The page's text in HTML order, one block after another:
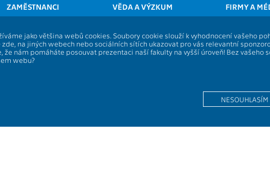
ZAMĚSTNANCI VĚDA A VÝZKUM FIRMY A
jako většina webů cookies. Soubory cookie slouží k vyhodnocení vašeho
na jiných webech nebo sociálních sítích ukazovat pro vás relevantní
nám pomáháte posouvat prezentaci naší fakulty na vyšší úroveň! Bez vašeho
webu?
NESOUHLASÍM